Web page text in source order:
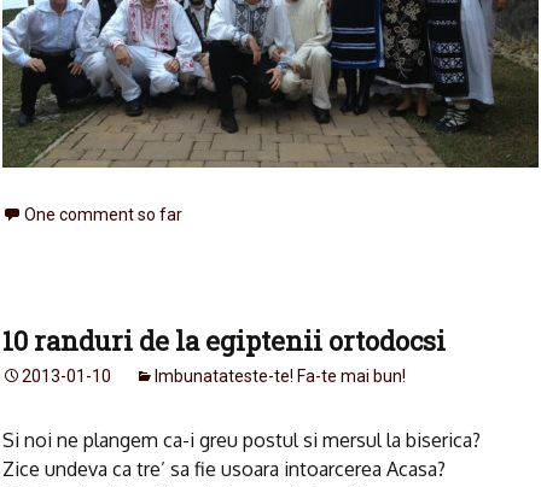
One comment so far
10 randuri de la egiptenii ortodocsi
2013-01-10 Imbunatateste-te! Fa-te mai bun!
Si noi ne plangem ca-i greu postul si mersul la biserica?
Zice undeva ca tre’ sa fie usoara intoarcerea Acasa?